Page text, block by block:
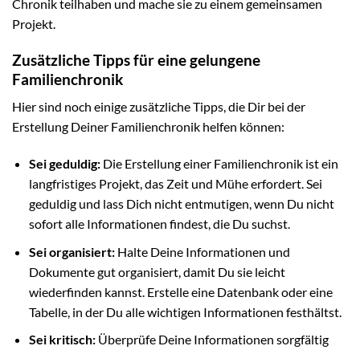
Chronik teilhaben und mache sie zu einem gemeinsamen
Projekt.
Zusätzliche Tipps für eine gelungene
Familienchronik
Hier sind noch einige zusätzliche Tipps, die Dir bei der
Erstellung Deiner Familienchronik helfen können:
Sei geduldig:Die Erstellung einer Familienchronik ist ein
langfristiges Projekt, das Zeit und Mühe erfordert. Sei
geduldig und lass Dich nicht entmutigen, wenn Du nicht
sofort alle Informationen findest, die Du suchst.
Sei organisiert:Halte Deine Informationen und
Dokumente gut organisiert, damit Du sie leicht
wiederfinden kannst. Erstelle eine Datenbank oder eine
Tabelle, in der Du alle wichtigen Informationen festhältst.
Sei kritisch:Überprüfe Deine Informationen sorgfältig